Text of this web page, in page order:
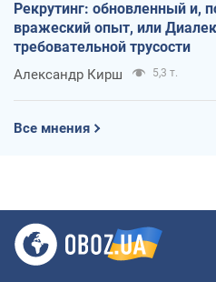
Рекрутинг: обновленный и,
вражеский опыт, или
требовательной трусости
Александр Кирш 5,3 т.
Все мнения